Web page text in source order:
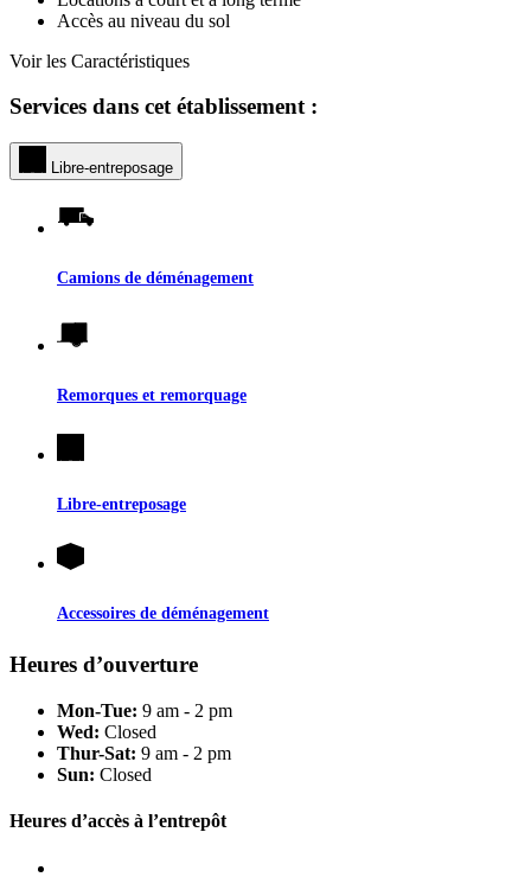
Accès au niveau du sol
Voir les Caractéristiques
Services dans cet établissement :
Libre-entreposage
Camions de déménagement
Remorques et remorquage
Libre-entreposage
Accessoires de déménagement
Heures d’ouverture
Mon-Tue: 9 am - 2 pm
Wed: Closed
Thur-Sat: 9 am - 2 pm
Sun: Closed
Heures d’accès à l’entrepôt